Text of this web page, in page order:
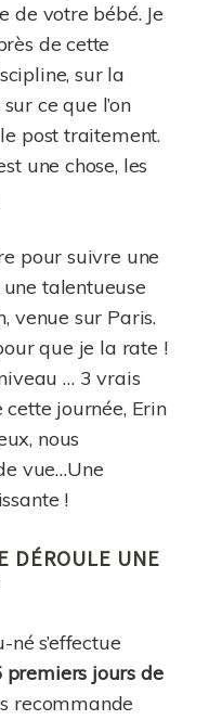
de votre bébé. Je
de cette
sur la
ce que l’on
post traitement.
une chose, les
pour suivre une
talentueuse
venue sur Paris.
que je la rate !
… 3 vrais
cette journée, Erin
nous
vue…Une
!
DÉROULE UNE
s’effectue
premiers jours de
recommande